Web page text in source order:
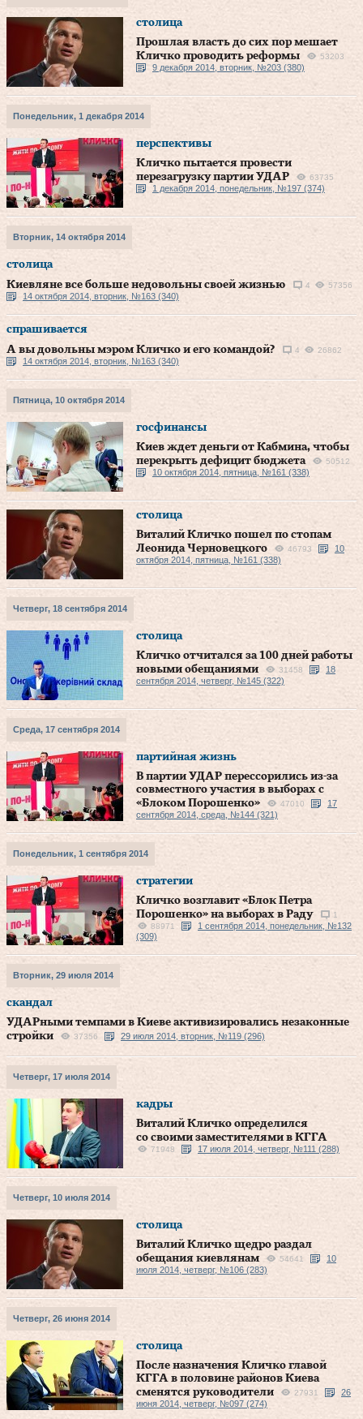
столица
Прошлая власть до сих пор мешает
Кличко проводить реформы
53203
9 декабря 2014, вторник, №203 (380)
Понедельник, 1 декабря 2014
перспективы
Кличко пытается провести
перезагрузку партии УДАР
63735
1 декабря 2014, понедельник, №197 (374)
Вторник, 14 октября 2014
столица
Киевляне все больше недовольны своей жизнью
4 57356
14 октября 2014, вторник, №163 (340)
спрашивается
А вы довольны мэром Кличко и его командой?
4 26862
14 октября 2014, вторник, №163 (340)
Пятница, 10 октября 2014
госфинансы
Киев ждет деньги от Кабмина, чтобы
перекрыть дефицит бюджета
50512
10 октября 2014, пятница, №161 (338)
столица
Виталий Кличко пошел по стопам
Леонида Черновецкого
46793
10
октября 2014, пятница, №161 (338)
Четверг, 18 сентября 2014
столица
Кличко отчитался за 100 дней работы
новыми обещаниями
31458
18
сентября 2014, четверг, №145 (322)
Среда, 17 сентября 2014
партийная жизнь
В партии УДАР перессорились из-за
совместного участия в выборах с
«Блоком Порошенко»
47010
17
сентября 2014, среда, №144 (321)
Понедельник, 1 сентября 2014
стратегии
Кличко возглавит «Блок Петра
Порошенко» на выборах в Раду
1
88971
1 сентября 2014, понедельник, №132
(309)
Вторник, 29 июля 2014
скандал
УДАРными темпами в Киеве активизировались незаконные
стройки
37356 29 июля 2014, вторник, №119 (296)
Четверг, 17 июля 2014
кадры
Виталий Кличко определился
со своими заместителями в КГГА
71948 17 июля 2014, четверг, №111 (288)
Четверг, 10 июля 2014
столица
Виталий Кличко щедро раздал
обещания киевлянам
54641
10
июля 2014, четверг, №106 (283)
Четверг, 26 июня 2014
столица
После назначения Кличко главой
КГГА в половине районов Киева
сменятся руководители
27931
26
июня 2014, четверг, №097 (274)